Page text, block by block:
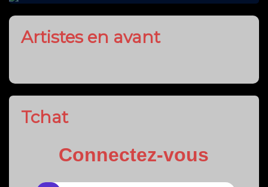
Artistes en avant
Tchat